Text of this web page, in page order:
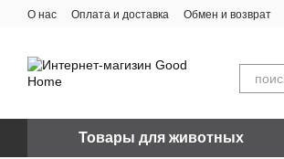
Перейти к основному контенту
О нас Оплата и доставка Обмен и возврат
Товары для животных